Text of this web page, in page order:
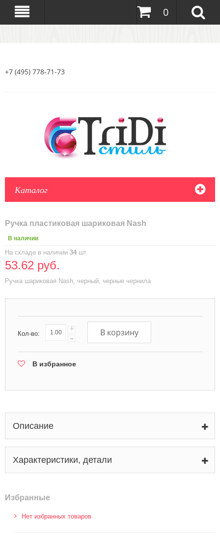
0
+7 (495) 778-71-73
Каталог
Ручка пластиковая шариковая Nash
В наличии
На складе в наличии 34 шт.
53.62 руб.
Ручка шариковая Nash, черный, черные чернила
Кол-во: +
- В корзину
В избранное
Описание
Характеристики, детали
Избранные
Нет избранных товаров